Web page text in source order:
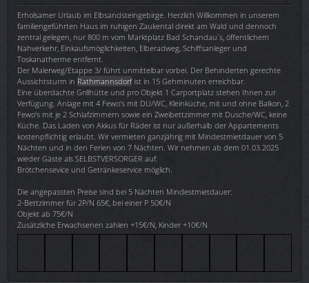
Erholsamer Urlaub im Elbsandsteingebirge. Herzlich Willkommen in unserem
familiengeführten Haus im ruhigen Zaukental direkt am Wald und dennoch
zentral gelegen, nur 800 m vom Marktplatz Bad Schandau´s, öffentlichem
Nahverkehr, Einkaufsmöglichkeiten, Elberadweg, Schiffsanleger und
Toskanatherme entfernt.
Der Malerweg/Etappe 3/ führt unmittelbar vorbei. Der Behinderten gerechte
Aussichtsturm in Rathmannsdorfist in 15 Gehminuten erreichbar.
Eine überdachte Grillhütte und pro Objekt 1 Carportplatz stehen Ihnen zur
Verfügung. Anlage mit 4 Fewo's mit DU/WC, Kleinküche, mit und ohne Balkon, 2
Fewo's mit je 2 Schlafzimmern sowie ein Zweibettzimmer mit Dusche/WC, keine
Küche. Das Laden von Akkus für Räder ist nur außerhalb der Appartements
kostenpflichtig erlaubt. Wir vermieten ganzjährig mit Mindestmietdauer von 5
Nächten und in den Ferien von 7 Nächten. Wir nehmen ab dem 01.03.2025
wieder Gäste als SELBSTVERSORGER auf.
Brötchensevice und Getränkeservice möglich.
Die angepassten Preise sind bei 5 Nächten Mindestmietdauer:
2-Bettzimmer für 2P/N 65€, bei einer P 50€/N
Objekt ab 75€/N
Zusätzliche Erwachsenen zahlen +15€/N, Kinder +10€/N